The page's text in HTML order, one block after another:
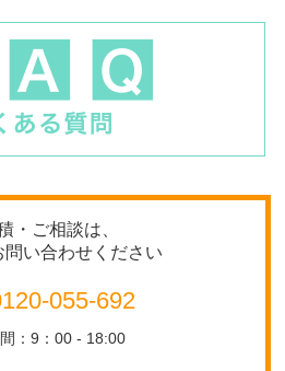
・ご相談は、
問い合わせください
055-692
：9：00 - 18:00